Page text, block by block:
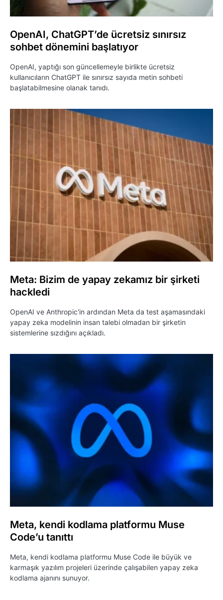
OpenAI, ChatGPT’de ücretsiz sınırsız
sohbet dönemini başlatıyor
OpenAI, yaptığı son güncellemeyle birlikte ücretsiz
kullanıcıların ChatGPT ile sınırsız sayıda metin sohbeti
başlatabilmesine olanak tanıdı.
Meta: Bizim de yapay zekamız bir şirketi
hackledi
OpenAI ve Anthropic'in ardından Meta da test aşamasındaki
yapay zeka modelinin insan talebi olmadan bir şirketin
sistemlerine sızdığını açıkladı.
Meta, kendi kodlama platformu Muse
Code’u tanıttı
Meta, kendi kodlama platformu Muse Code ile büyük ve
karmaşık yazılım projeleri üzerinde çalışabilen yapay zeka
kodlama ajanını sunuyor.